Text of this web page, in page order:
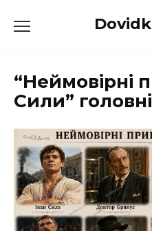
до
“Неймовірні
Сили”